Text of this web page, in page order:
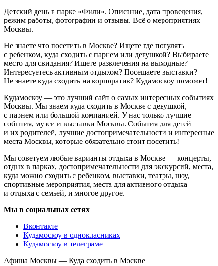
Детский день в парке «Фили». Описание, дата проведения,
режим работы, фотографии и отзывы. Всё о мероприятиях
Москвы.
Не знаете что посетить в Москве? Ищете где погулять
с ребенком, куда сходить с парнем или девушкой? Выбираете
место для свидания? Ищете развлечения на выходные?
Интересуетесь активным отдыхом? Посещаете выставки?
Не знаете куда сходить на корпоратив? Кудамоскоу поможет!
Кудамоскоу — это лучший сайт о самых интересных событиях
Москвы. Мы знаем куда сходить в Москве с девушкой,
с парнем или большой компанией. У нас только лучшие
события, музеи и выставки Москвы. События для детей
и их родителей, лучшие достопримечательности и интересные
места Москвы, которые обязательно стоит посетить!
Мы советуем любые варианты отдыха в Москве — концерты,
отдых в парках, достопримечательности для экскурсий, места,
куда можно сходить с ребенком, выставки, театры, шоу,
спортивные мероприятия, места для активного отдыха
и отдыха с семьей, и многое другое.
Мы в социальных сетях
Вконтакте
Кудамоскоу в однокласниках
Кудамоскоу в телеграме
Афиша Москвы — Куда сходить в Москве